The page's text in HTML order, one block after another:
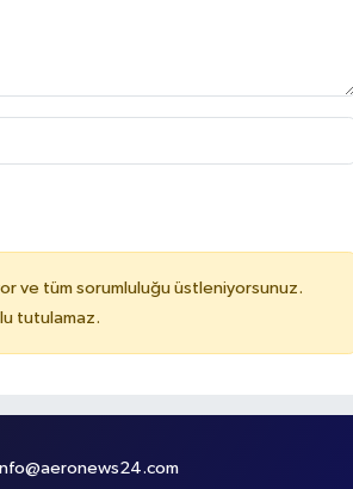
ve tüm sorumluluğu üstleniyorsunuz.
tutulamaz.